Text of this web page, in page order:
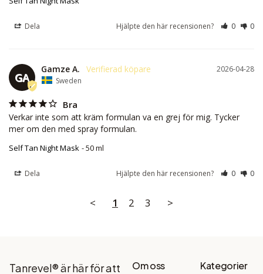
Dela Hjälpte den här recensionen? 0 0
GA
2026-04-28
Gamze A.
Sweden
Bra
Verkar inte som att kräm formulan va en grej för mig. Tycker
mer om den med spray formulan.
Self Tan Night Mask 50 ml
Dela Hjälpte den här recensionen? 0 0
< 1 2 3 >
Tanrevel® är här för att
Om oss Kategorier